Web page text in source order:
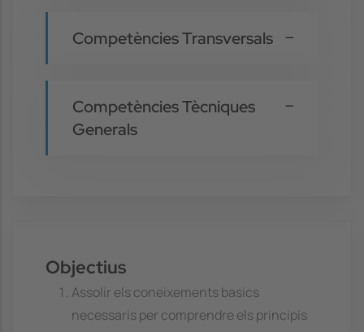
Competències Transversals
Competències Tècniques
Generals
Objectius
Assolir els coneixements basics
necessaris per comprendre els principis